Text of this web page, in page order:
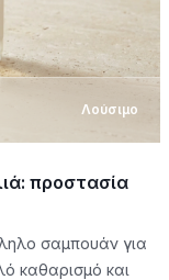
Λούσιμο
προστασία
σαμπουάν για
καθαρισμό και